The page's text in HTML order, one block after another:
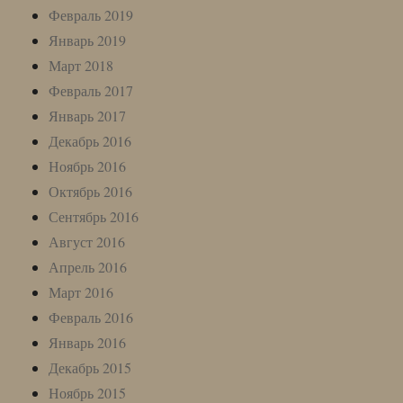
Февраль 2019
Январь 2019
Март 2018
Февраль 2017
Январь 2017
Декабрь 2016
Ноябрь 2016
Октябрь 2016
Сентябрь 2016
Август 2016
Апрель 2016
Март 2016
Февраль 2016
Январь 2016
Декабрь 2015
Ноябрь 2015